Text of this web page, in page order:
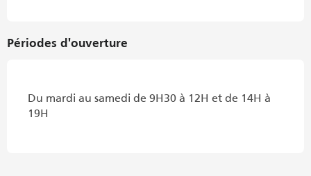
Périodes d'ouverture
Du mardi au samedi de 9H30 à 12H et de 14H à
19H